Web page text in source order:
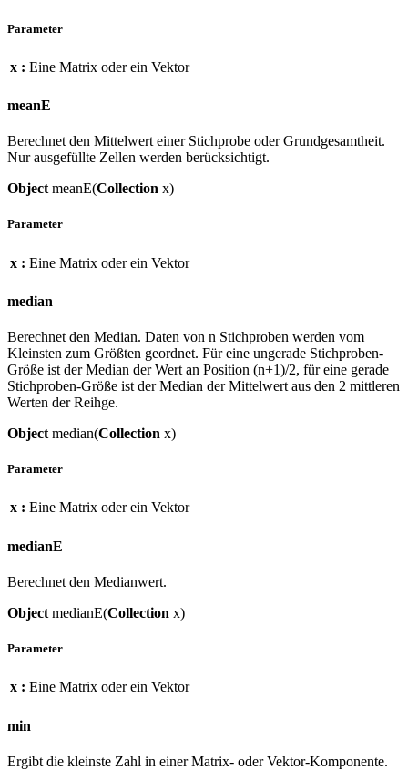
Parameter
x : Eine Matrix oder ein Vektor
meanE
Berechnet den Mittelwert einer Stichprobe oder Grundgesamtheit.
Nur ausgefüllte Zellen werden berücksichtigt.
Object meanE(Collection x)
Parameter
x : Eine Matrix oder ein Vektor
median
Berechnet den Median. Daten von n Stichproben werden vom
Kleinsten zum Größten geordnet. Für eine ungerade Stichproben-
Größe ist der Median der Wert an Position (n+1)/2, für eine gerade
Stichproben-Größe ist der Median der Mittelwert aus den 2 mittleren
Werten der Reihge.
Object median(Collection x)
Parameter
x : Eine Matrix oder ein Vektor
medianE
Berechnet den Medianwert.
Object medianE(Collection x)
Parameter
x : Eine Matrix oder ein Vektor
min
Ergibt die kleinste Zahl in einer Matrix- oder Vektor-Komponente.